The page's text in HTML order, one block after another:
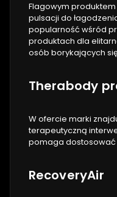
Flagowym
pulsacji do
popularność wśród
produktach dla
osób borykających
Therabody
W ofercie marki
terapeutyczną
pomaga dostosować
RecoveryAir